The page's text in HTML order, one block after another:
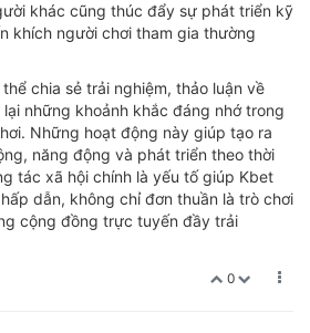
khác cũng thúc đẩy sự phát triển kỹ
khích người chơi tham gia thường
chia sẻ trải nghiệm, thảo luận về
những khoảnh khắc đáng nhớ trong
Những hoạt động này giúp tạo ra
năng động và phát triển theo thời
tác xã hội chính là yếu tố giúp Kbet
dẫn, không chỉ đơn thuần là trò chơi
cộng đồng trực tuyến đầy trải
0